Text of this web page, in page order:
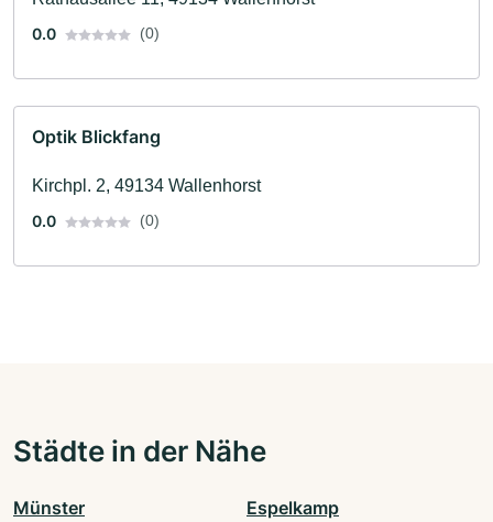
0.0
(0)
Optik Blickfang
Kirchpl. 2, 49134 Wallenhorst
0.0
(0)
Städte in der Nähe
Münster Espelkamp